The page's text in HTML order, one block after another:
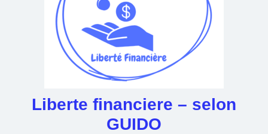
Liberte financiere – selon
GUIDO